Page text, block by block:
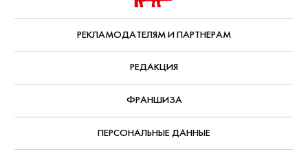
РЕКЛАМОДАТЕЛЯМ И ПАРТНЕРАМ
РЕДАКЦИЯ
ФРАНШИЗА
ПЕРСОНАЛЬНЫЕ ДАННЫЕ